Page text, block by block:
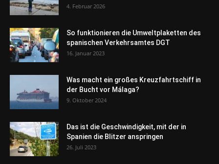
4. Februar 2026
So funktionieren die Umweltplaketten des
spanischen Verkehrsamtes DGT
16. Januar 2023
Was macht ein großes Kreuzfahrtschiff in
der Bucht vor Málaga?
9. Oktober 2024
Das ist die Geschwindigkeit, mit der in
Spanien die Blitzer anspringen
26. Juli 2023